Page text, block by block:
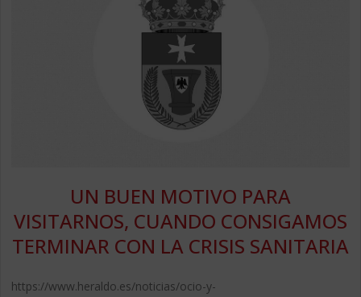
UN BUEN MOTIVO PARA
VISITARNOS, CUANDO CONSIGAMOS
TERMINAR CON LA CRISIS SANITARIA
https://www.heraldo.es/noticias/ocio-y-